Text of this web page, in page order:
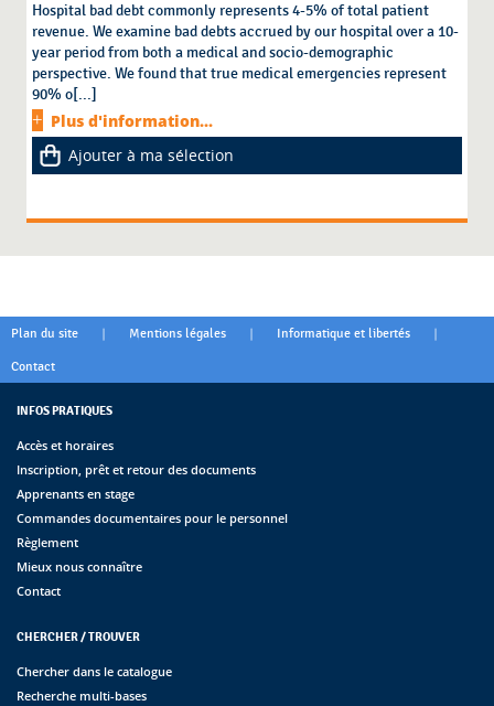
Hospital bad debt commonly represents 4-5% of total patient
revenue. We examine bad debts accrued by our hospital over a 10-
year period from both a medical and socio-demographic
perspective. We found that true medical emergencies represent
90% o[...]
Plus d'information...
Ajouter à ma sélection
Plan du site | Mentions légales | Informatique et libertés |
Contact
INFOS PRATIQUES
Accès et horaires
Inscription, prêt et retour des documents
Apprenants en stage
Commandes documentaires pour le personnel
Règlement
Mieux nous connaître
Contact
CHERCHER / TROUVER
Chercher dans le catalogue
Recherche multi-bases